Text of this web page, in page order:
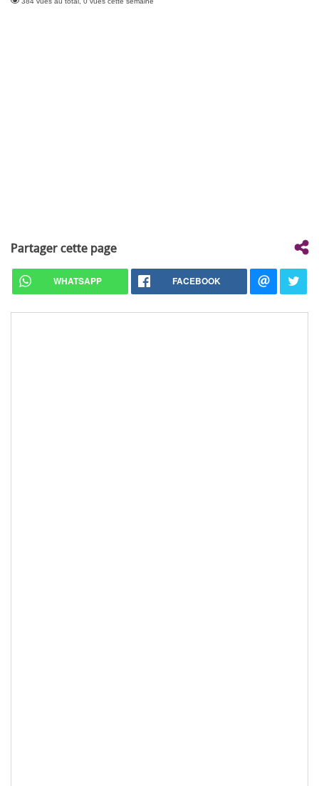
Partager cette page
WHATSAPP FACEBOOK